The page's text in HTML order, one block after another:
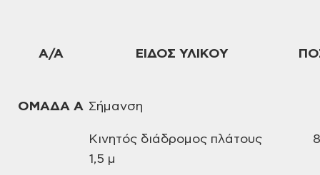
Α/Α ΕΙΔΟΣ ΥΛΙΚΟΥ
ΟΜΑΔΑ Α Σήμανση
Κινητός διάδρομος πλάτους
1,5 μ